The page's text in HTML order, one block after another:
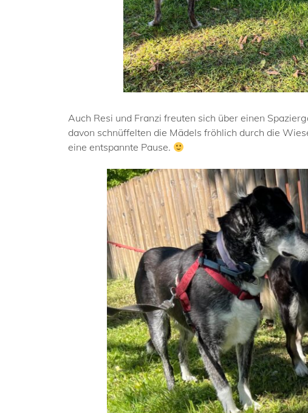
Auch Resi und Franzi freuten sich über einen
davon schnüffelten die Mädels fröhlich durch die
eine entspannte Pause.